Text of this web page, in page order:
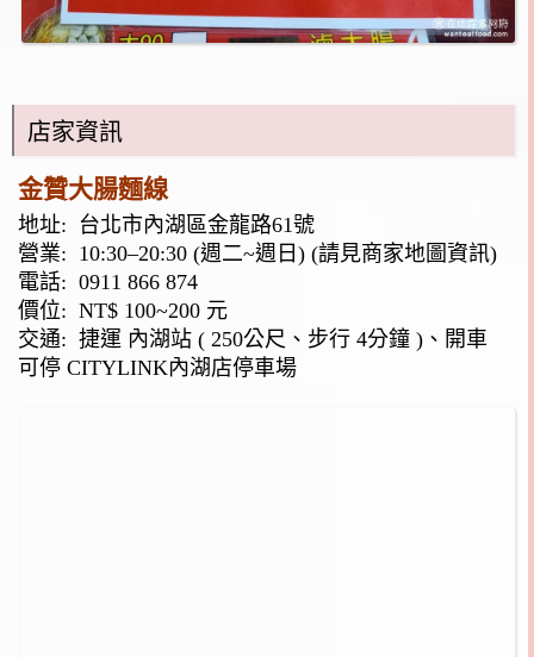
店家資訊
金贊大腸麵線
地址:
台北市內湖區金龍路61號
營業: 10:30–20:30 (週二~週日) (請見商家地圖資訊)
電話: 0911 866 874
價位: NT$ 100~200 元
交通: 捷運 內湖站 ( 250公尺、步行 4分鐘 )、開車
可停 CITYLINK內湖店停車場